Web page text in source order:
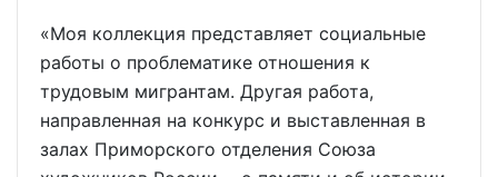
«Моя коллекция представляет социальные
работы о проблематике отношения к
трудовым мигрантам. Другая работа,
направленная на конкурс и выставленная в
залах Приморского отделения Союза